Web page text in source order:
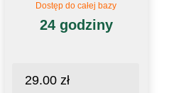
Dostęp do całej bazy
24 godziny
29.00 zł